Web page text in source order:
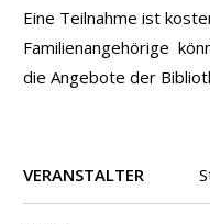
Eine Teilnahme ist
Familienangehörige
die Angebote der
VERANSTALTER